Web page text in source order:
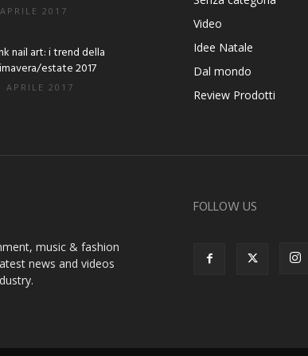
2017
nail art: i trend della
estate 2017
APRILE 2017
Video
Idee Natale
Dal mondo
Review Prodotti
music & fashion
news and videos
FOLLOW US